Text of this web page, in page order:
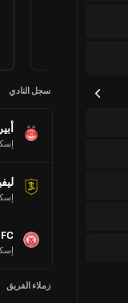
سجل النادي
زملاء الفريق